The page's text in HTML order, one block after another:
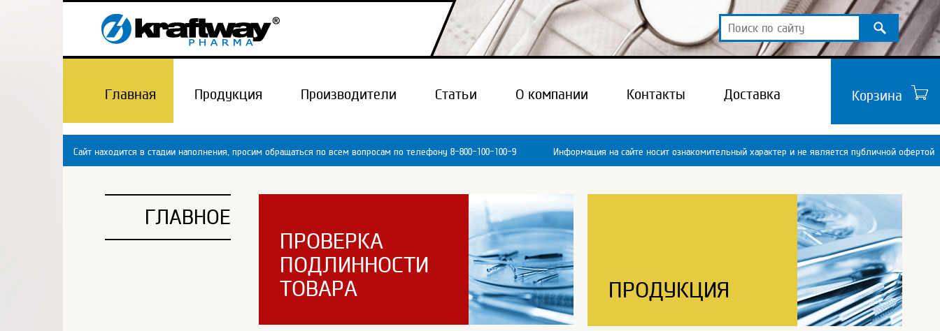
Главная Продукция Производители Статьи О компании Контакты Доставка Корзина
Сайт находится в стадии наполнения, просим обращаться по всем вопросам по телефону 8-800-100-100-9 Информация на сайте носит ознакомительный характер и не является публичной офертой
ГЛАВНОЕ
ПРОВЕРКА
ПОДЛИННОСТИ
ТОВАРА
ПРОДУКЦИЯ